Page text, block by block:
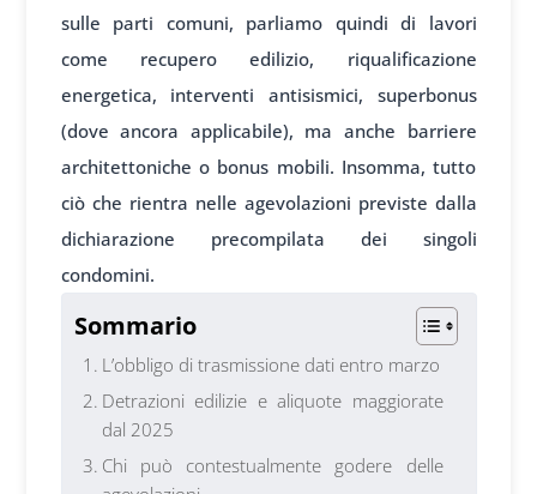
sulle parti comuni, parliamo quindi di lavori
come recupero edilizio, riqualificazione
energetica, interventi antisismici, superbonus
(dove ancora applicabile), ma anche barriere
architettoniche o bonus mobili. Insomma, tutto
ciò che rientra nelle agevolazioni previste dalla
dichiarazione precompilata dei singoli
condomini.
Sommario
L’obbligo di trasmissione dati entro marzo
Detrazioni edilizie e aliquote maggiorate
dal 2025
Chi può contestualmente godere delle